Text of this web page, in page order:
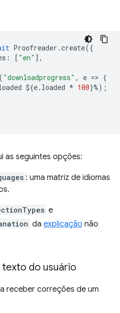
Proofreader .create({
: [ "en" ],
( "downloadprogress" , e => {
${e. loaded * 100}%);
as seguintes opções:
: uma matriz de idiomas
e
da explicação não
do usuário
receber correções de um